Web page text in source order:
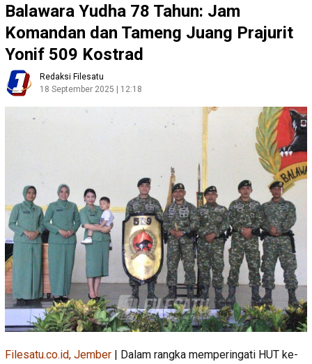
Balawara Yudha 78 Tahun: Jam
Komandan dan Tameng Juang Prajurit
Yonif 509 Kostrad
Redaksi Filesatu
18 September 2025 | 12:18
Filesatu.co.id, Jember | Dalam rangka memperingati HUT ke-